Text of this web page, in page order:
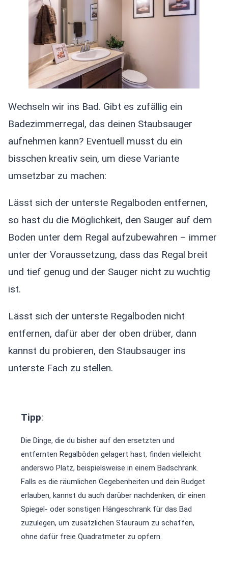
Wechseln wir ins Bad. Gibt es zufällig ein
Badezimmerregal, das deinen Staubsauger
aufnehmen kann? Eventuell musst du ein
bisschen kreativ sein, um diese Variante
umsetzbar zu machen:
Lässt sich der unterste Regalboden entfernen,
so hast du die Möglichkeit, den Sauger auf dem
Boden unter dem Regal aufzubewahren – immer
unter der Voraussetzung, dass das Regal breit
und tief genug und der Sauger nicht zu wuchtig
ist.
Lässt sich der unterste Regalboden nicht
entfernen, dafür aber der oben drüber, dann
kannst du probieren, den Staubsauger ins
unterste Fach zu stellen.
Tipp:
Die Dinge, die du bisher auf den ersetzten und
entfernten Regalböden gelagert hast, finden vielleicht
anderswo Platz, beispielsweise in einem Badschrank.
Falls es die räumlichen Gegebenheiten und dein Budget
erlauben, kannst du auch darüber nachdenken, dir einen
Spiegel- oder sonstigen Hängeschrank für das Bad
zuzulegen, um zusätzlichen Stauraum zu schaffen,
ohne dafür freie Quadratmeter zu opfern.